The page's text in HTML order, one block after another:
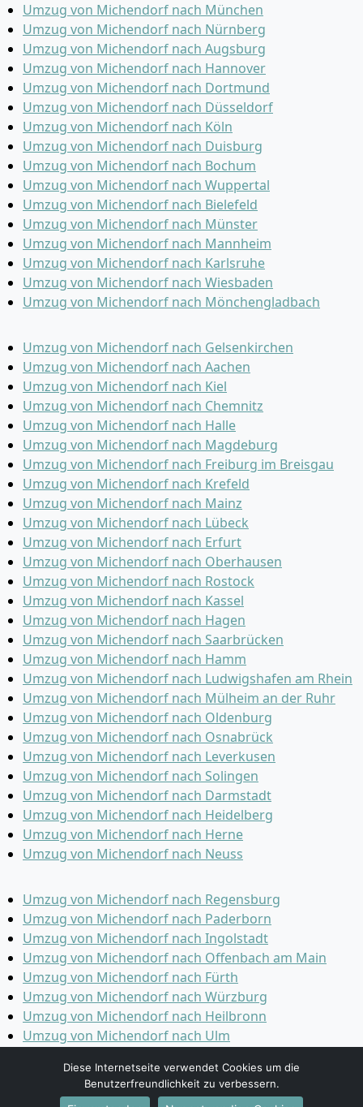
Umzug von Michendorf nach München
Umzug von Michendorf nach Nürnberg
Umzug von Michendorf nach Augsburg
Umzug von Michendorf nach Hannover
Umzug von Michendorf nach Dortmund
Umzug von Michendorf nach Düsseldorf
Umzug von Michendorf nach Köln
Umzug von Michendorf nach Duisburg
Umzug von Michendorf nach Bochum
Umzug von Michendorf nach Wuppertal
Umzug von Michendorf nach Bielefeld
Umzug von Michendorf nach Münster
Umzug von Michendorf nach Mannheim
Umzug von Michendorf nach Karlsruhe
Umzug von Michendorf nach Wiesbaden
Umzug von Michendorf nach Mönchen­gladbach
Umzug von Michendorf nach Gelsenkirchen
Umzug von Michendorf nach Aachen
Umzug von Michendorf nach Kiel
Umzug von Michendorf nach Chemnitz
Umzug von Michendorf nach Halle
Umzug von Michendorf nach Magdeburg
Umzug von Michendorf nach Freiburg im Breisgau
Umzug von Michendorf nach Krefeld
Umzug von Michendorf nach Mainz
Umzug von Michendorf nach Lübeck
Umzug von Michendorf nach Erfurt
Umzug von Michendorf nach Oberhausen
Umzug von Michendorf nach Rostock
Umzug von Michendorf nach Kassel
Umzug von Michendorf nach Hagen
Umzug von Michendorf nach Saarbrücken
Umzug von Michendorf nach Hamm
Umzug von Michendorf nach Ludwigshafen am Rhein
Umzug von Michendorf nach Mülheim an der Ruhr
Umzug von Michendorf nach Oldenburg
Umzug von Michendorf nach Osnabrück
Umzug von Michendorf nach Leverkusen
Umzug von Michendorf nach Solingen
Umzug von Michendorf nach Darmstadt
Umzug von Michendorf nach Heidelberg
Umzug von Michendorf nach Herne
Umzug von Michendorf nach Neuss
Umzug von Michendorf nach Regensburg
Umzug von Michendorf nach Paderborn
Umzug von Michendorf nach Ingolstadt
Umzug von Michendorf nach Offenbach am Main
Umzug von Michendorf nach Fürth
Umzug von Michendorf nach Würzburg
Umzug von Michendorf nach Heilbronn
Umzug von Michendorf nach Ulm
Umzug von Michendorf nach Wolfsburg
Umzug von Michendorf nach Bottrop
Diese Internetseite verwendet Cookies um die
Benutzerfreundlichkeit zu verbessern.